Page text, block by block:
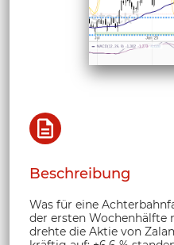
Beschreibung
Was für eine
der ersten Wochenhälfte
drehte die Aktie von